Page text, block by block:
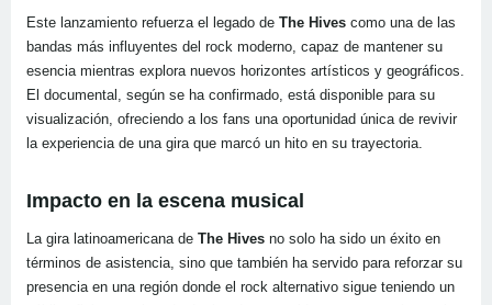
Este lanzamiento refuerza el legado de The Hives como una de las
bandas más influyentes del rock moderno, capaz de mantener su
esencia mientras explora nuevos horizontes artísticos y geográficos.
El documental, según se ha confirmado, está disponible para su
visualización, ofreciendo a los fans una oportunidad única de revivir
la experiencia de una gira que marcó un hito en su trayectoria.
Impacto en la escena musical
La gira latinoamericana de The Hives no solo ha sido un éxito en
términos de asistencia, sino que también ha servido para reforzar su
presencia en una región donde el rock alternativo sigue teniendo un